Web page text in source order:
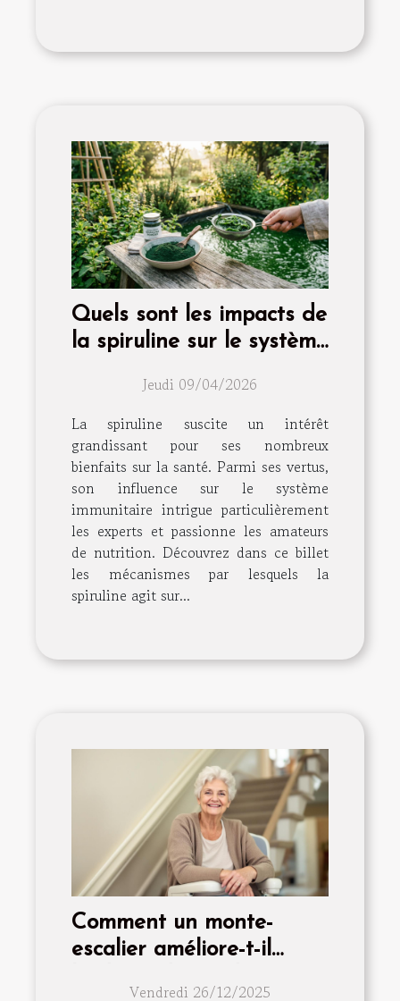
Quels sont les impacts de
la spiruline sur le système
Jeudi 09/04/2026
La spiruline suscite un intérêt
grandissant pour ses nombreux
bienfaits sur la santé. Parmi ses vertus,
son influence sur le système
immunitaire intrigue particulièrement
les experts et passionne les amateurs
de nutrition. Découvrez dans ce billet
les mécanismes par lesquels la
spiruline agit sur...
Comment un monte-
escalier améliore-t-il
Vendredi 26/12/2025